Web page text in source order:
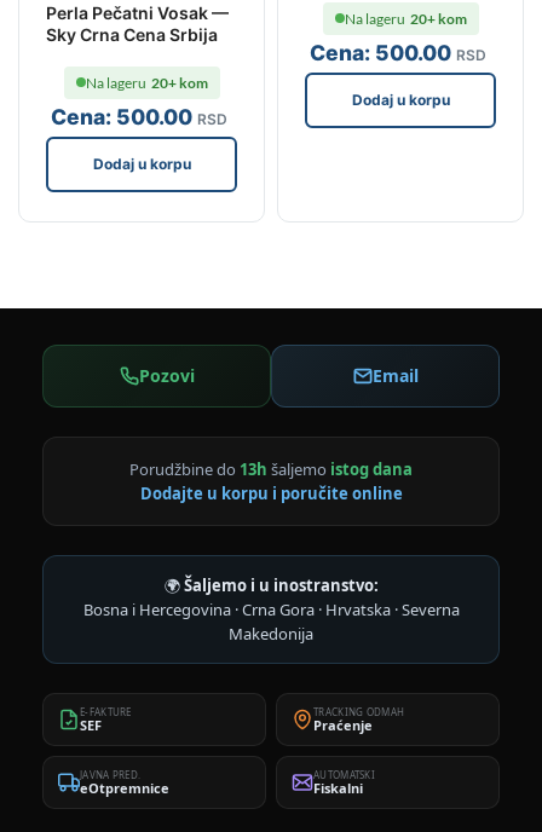
Perla Pečatni Vosak —
Sky Crna Cena Srbija
Cena: 500.00 RSD
Na lageru 20+ kom
Dodaj u korpu
Cena: 500.00 RSD
Na lageru 20+ kom
Dodaj u korpu
Pozovi Email
Porudžbine do 13h šaljemo istog dana
Dodajte u korpu i poručite online
🌍Šaljemo i u inostranstvo:
Bosna i Hercegovina · Crna Gora · Hrvatska · Severna
Makedonija
E-FAKTURE
SEF
TRACKING ODMAH
Praćenje
JAVNA PRED.
eOtpremnice
AUTOMATSKI
Fiskalni